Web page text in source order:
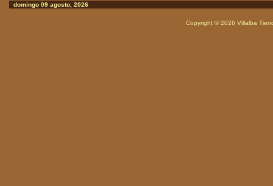
domingo 09 agosto, 2026
Copyright © 2026 Villalba